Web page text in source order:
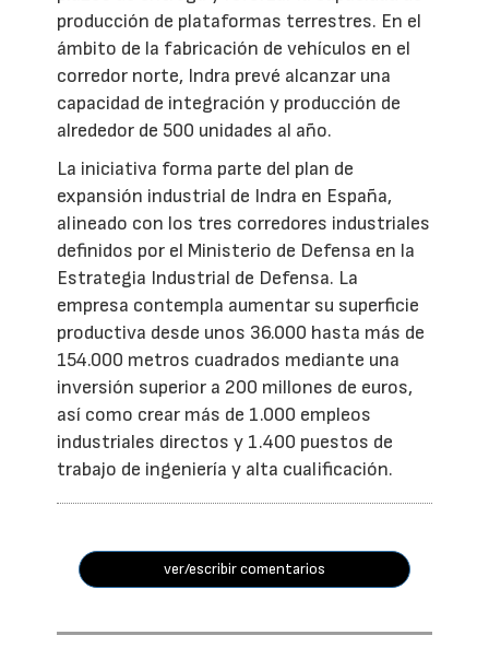
producción de plataformas terrestres. En el
ámbito de la fabricación de vehículos en el
corredor norte, Indra prevé alcanzar una
capacidad de integración y producción de
alrededor de 500 unidades al año.
La iniciativa forma parte del plan de
expansión industrial de Indra en España,
alineado con los tres corredores industriales
definidos por el Ministerio de Defensa en la
Estrategia Industrial de Defensa. La
empresa contempla aumentar su superficie
productiva desde unos 36.000 hasta más de
154.000 metros cuadrados mediante una
inversión superior a 200 millones de euros,
así como crear más de 1.000 empleos
industriales directos y 1.400 puestos de
trabajo de ingeniería y alta cualificación.
ver/escribir comentarios